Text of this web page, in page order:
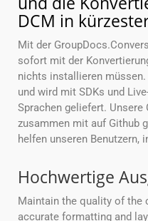
DCM in
Mit der
sofort mit der
nichts installieren
und wird mit SDKs und
Sprachen geliefert. Unsere
zusammen mit auf Github
helfen unseren Benutzern,
Hochwertige
Maintain the quality of the
accurate formatting and